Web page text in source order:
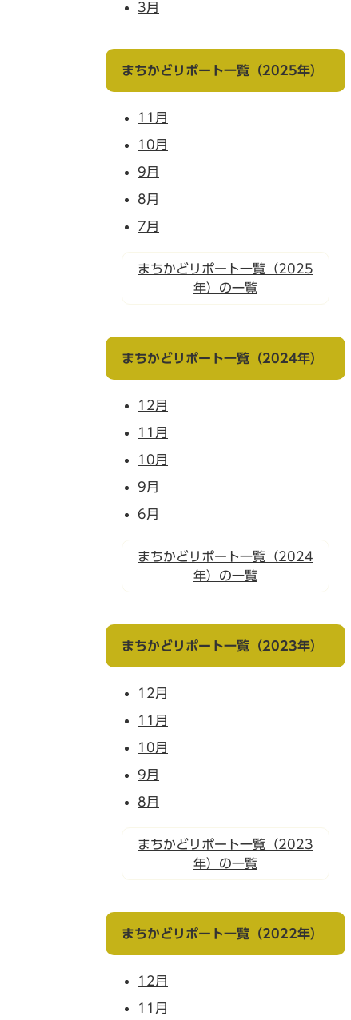
3月
まちかどリポート一覧（2025年）
11月
10月
9月
8月
7月
まちかどリポート一覧（2025
年）の一覧
まちかどリポート一覧（2024年）
12月
11月
10月
9月
6月
まちかどリポート一覧（2024
年）の一覧
まちかどリポート一覧（2023年）
12月
11月
10月
9月
8月
まちかどリポート一覧（2023
年）の一覧
まちかどリポート一覧（2022年）
12月
11月